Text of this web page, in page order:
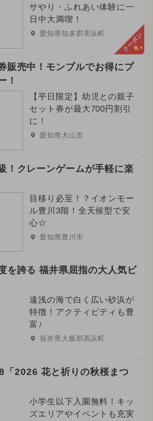
サやり・ふれあい体験に一
日中大満喫！
愛知県知多郡美浜町 クーポン
販売中！モンプルでお得にプ
！
【平日限定】幼児との親子
セット券が最大700円割引
に！
愛知県犬山市
！クレーンゲームが手軽に楽
目移り必至！？イオンモー
ル豊川3階！全天候型で安
心☆
愛知県豊川市
を誇る 福井県屈指の大人気ビ
遠浅の海で白く広い砂浜が
特徴！アクティビティも豊
富♪
福井県大飯郡高浜町
「2026 花と祈りの秋桜まつ
小学生以下入園無料！キッ
ズエリアやイベントも充実